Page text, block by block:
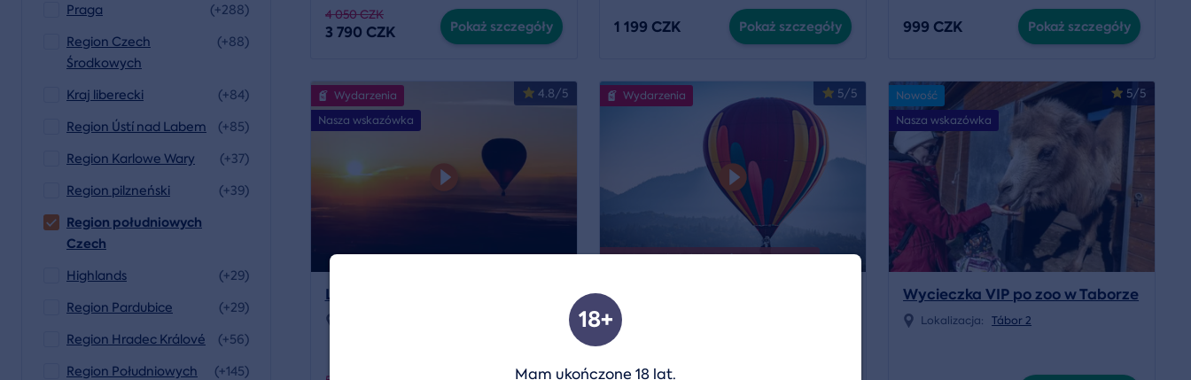
Praga
(+288)
Region Czech
Środkowych
(+88)
Kraj liberecki
(+84)
Region Ústí nad Labem
(+85)
Region Karlowe Wary
(+37)
Region pilzneński
(+39)
Region południowych
Czech
Highlands
(+29)
Region Pardubice
(+29)
Region Hradec Králové
(+56)
Region Południowych
(+145)
4 050 CZK
3 790 CZK Pokaż szczegóły 1 199 CZK Pokaż szczegóły 999 CZK Pokaż szczegóły
4.8/5
Wydarzenia
Nasza wskazówka
Lot widokowy małym balonem
Wydarzenie już się kończy 9. 8. 2026.
5/5
Wydarzenia 5/5
Nowość
Nasza wskazówka
Wycieczka VIP po zoo w Taborze
Lokalizacja: Tábor 2
18+
Mam ukończone 18 lat.